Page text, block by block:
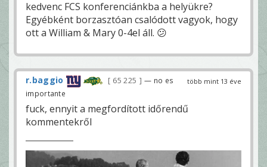
kedvenc FCS konferenciánkba a helyükre?
Egyébként borzasztóan csalódott vagyok, hogy
ott a William & Mary 0-4el áll. 😕
több mint 13 éve
r.baggio 65 225
— no es
importante
fuck, ennyit a megfordított időrendű
kommentekről